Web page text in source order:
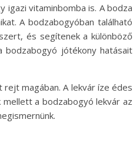
igazi vitaminbomba is. A bodza
A bodzabogyóban található
és segítenek a különböző
bodzabogyó jótékony hatásait
magában. A lekvár íze édes
a bodzabogyó lekvár az